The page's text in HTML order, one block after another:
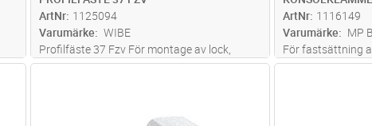
ArtNr 1125094
Varumärke
WIBE
Profilfäste 37 Fzv För montage av lock,
monteras på sexkantprofilens insida
ArtNr 1116149
Varumärke
MP
För fastsättning
väggkonsoler